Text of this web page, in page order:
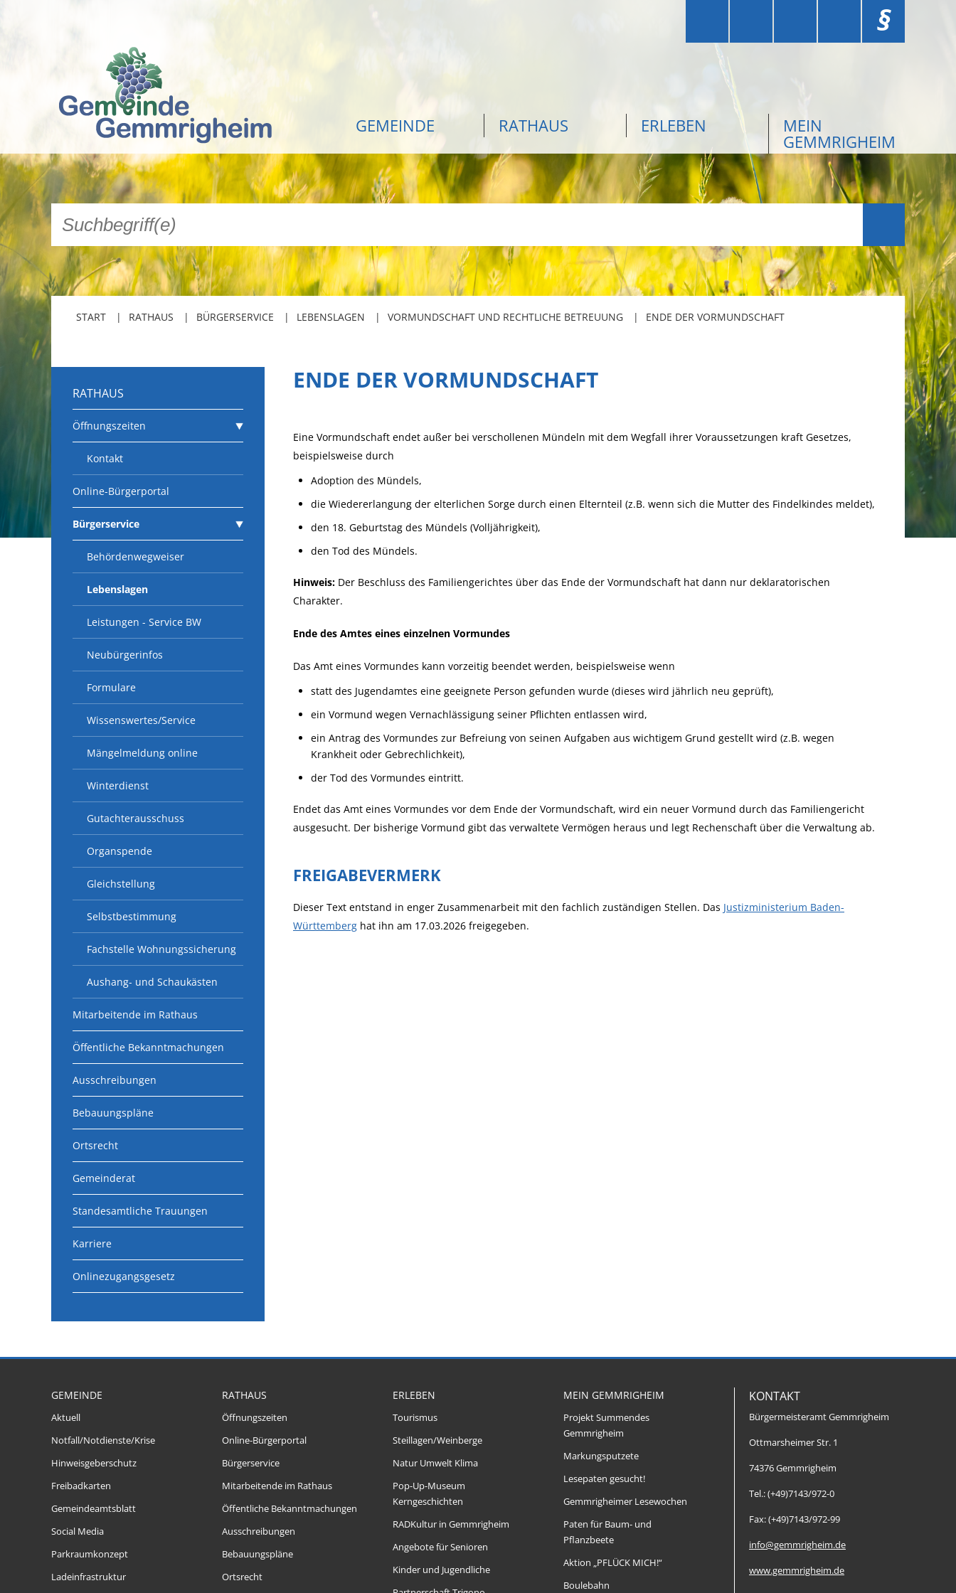
§
GEMEINDE RATHAUS ERLEBEN MEIN
GEMMRIGHEIM
START RATHAUS BÜRGERSERVICE LEBENSLAGEN VORMUNDSCHAFT UND RECHTLICHE BETREUUNG ENDE DER VORMUNDSCHAFT
RATHAUS
Öffnungszeiten
Kontakt
Online-Bürgerportal
Bürgerservice
Behördenwegweiser
Lebenslagen
Leistungen - Service BW
Neubürgerinfos
Formulare
Wissenswertes/Service
Mängelmeldung online
Winterdienst
Gutachterausschuss
Organspende
Gleichstellung
Selbstbestimmung
Fachstelle Wohnungssicherung
Aushang- und Schaukästen
Mitarbeitende im Rathaus
Öffentliche Bekanntmachungen
Ausschreibungen
Bebauungspläne
Ortsrecht
Gemeinderat
Standesamtliche Trauungen
Karriere
Onlinezugangsgesetz
ENDE DER VORMUNDSCHAFT
Eine Vormundschaft endet außer bei verschollenen Mündeln mit dem Wegfall ihrer Voraussetzungen kraft Gesetzes,
beispielsweise durch
Adoption des Mündels,
die Wiedererlangung der elterlichen Sorge durch einen Elternteil (z.B. wenn sich die Mutter des Findelkindes meldet),
den 18. Geburtstag des Mündels (Volljährigkeit),
den Tod des Mündels.
Hinweis: Der Beschluss des Familiengerichtes über das Ende der Vormundschaft hat dann nur deklaratorischen
Charakter.
Ende des Amtes eines einzelnen Vormundes
Das Amt eines Vormundes kann vorzeitig beendet werden, beispielsweise wenn
statt des Jugendamtes eine geeignete Person gefunden wurde (dieses wird jährlich neu geprüft),
ein Vormund wegen Vernachlässigung seiner Pflichten entlassen wird,
ein Antrag des Vormundes zur Befreiung von seinen Aufgaben aus wichtigem Grund gestellt wird (z.B. wegen
Krankheit oder Gebrechlichkeit),
der Tod des Vormundes eintritt.
Endet das Amt eines Vormundes vor dem Ende der Vormundschaft, wird ein neuer Vormund durch das Familiengericht
ausgesucht. Der bisherige Vormund gibt das verwaltete Vermögen heraus und legt Rechenschaft über die Verwaltung ab.
FREIGABEVERMERK
Dieser Text entstand in enger Zusammenarbeit mit den fachlich zuständigen Stellen. Das Justizministerium Baden-
Württemberg hat ihn am 17.03.2026 freigegeben.
GEMEINDE
Aktuell
Notfall/Notdienste/Krise
Hinweisgeberschutz
Freibadkarten
Gemeindeamtsblatt
Social Media
Parkraumkonzept
Ladeinfrastruktur
RATHAUS
Öffnungszeiten
Online-Bürgerportal
Bürgerservice
Mitarbeitende im Rathaus
Öffentliche Bekanntmachungen
Ausschreibungen
Bebauungspläne
Ortsrecht
ERLEBEN
Tourismus
Steillagen/Weinberge
Natur Umwelt Klima
Pop-Up-Museum
Kerngeschichten
RADKultur in Gemmrigheim
Angebote für Senioren
Kinder und Jugendliche
MEIN GEMMRIGHEIM
Projekt Summendes
Gemmrigheim
Markungsputzete
Lesepaten gesucht!
Gemmrigheimer Lesewochen
Paten für Baum- und
Pflanzbeete
Aktion „PFLÜCK MICH!“
Boulebahn
KONTAKT
Bürgermeisteramt Gemmrigheim
Ottmarsheimer Str. 1
74376 Gemmrigheim
Tel.: (+49)7143/972-0
Fax: (+49)7143/972-99
info@gemmrigheim.de
www.gemmrigheim.de